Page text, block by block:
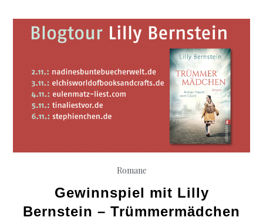
Romane
Gewinnspiel mit Lilly
Bernstein – Trümmermädchen